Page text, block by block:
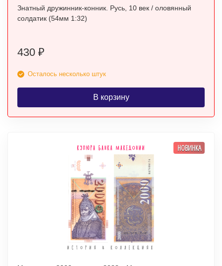
Знатный дружинник-конник. Русь, 10 век / оловянный
солдатик (54мм 1:32)
430 ₽
Осталось несколько штук
В корзину
НОВИНКА